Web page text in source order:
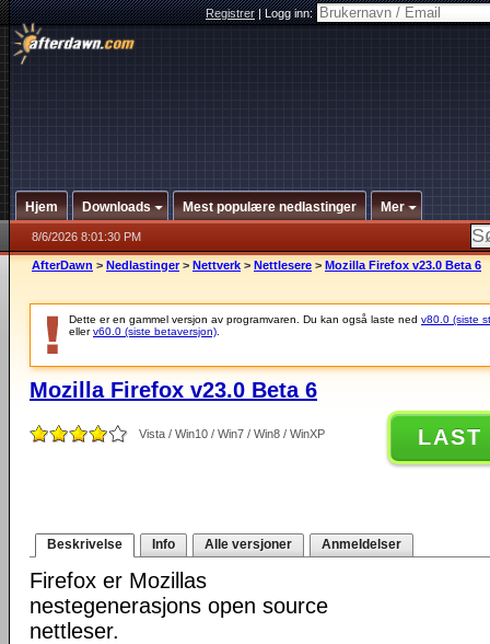
Registrer|Logg inn:
Hjem Downloads Mest populære nedlastinger Mer
8/6/2026 8:01:30 PM
AfterDawn > Nedlastinger > Nettverk > Nettlesere > Mozilla Firefox v23.0 Beta 6
Dette er en gammel versjon av programvaren. Du kan også laste ned v80.0 (siste
ellerv60.0 (siste betaversjon)
Mozilla Firefox v23.0 Beta 6
Vista / Win10 / Win7 / Win8 / WinXP LAST
Beskrivelse Info Alle versjoner Anmeldelser
Firefox er Mozillas
nestegenerasjons open source
nettleser.